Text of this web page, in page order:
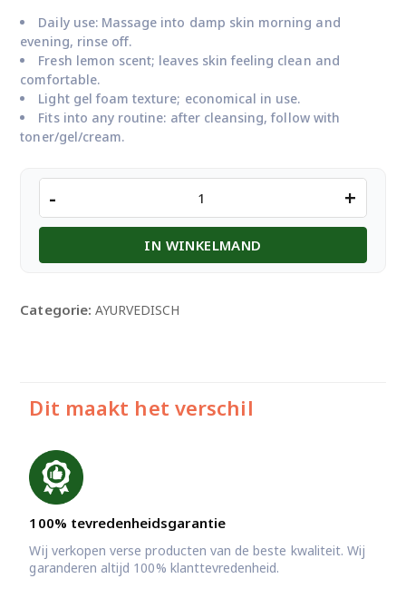
was:
€ 8,75.€ 6,75.
Daily use: Massage into damp skin morning and
evening, rinse off.
Fresh lemon scent; leaves skin feeling clean and
comfortable.
Light gel foam texture; economical in use.
Fits into any routine: after cleansing, follow with
toner/gel/cream.
Lemon
Face
150ml
- +
IN WINKELMAND
Categorie: AYURVEDISCH
Dit maakt het verschil
100% tevredenheidsgarantie
Wij verkopen verse producten van de beste kwaliteit. Wij
garanderen altijd 100% klanttevredenheid.